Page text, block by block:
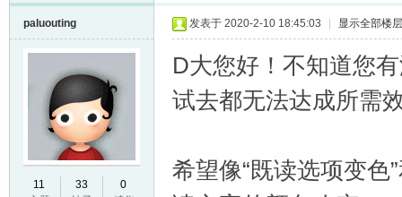
paluouting
11
33
0
发表于 2020-2-10 18:45:03 显示全部楼层
D大您好！不知道您
试去都无法达成所需
希望像“既读选项变色